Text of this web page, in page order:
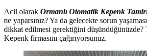
Acil olarak Ormanlı Otomatik Kepenk
ne yaparsınız? Ya da gelecekte sorun
dikkat edilmesi gerektiğini
Kepenk firmasını çağırıyorsunuz.